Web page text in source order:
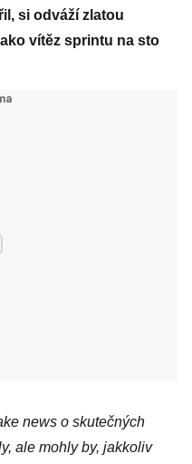
si odváží zlatou
vítěz sprintu na sto
news o skutečných
ale mohly by, jakkoliv